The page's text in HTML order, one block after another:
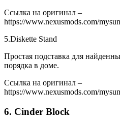
Ссылка на оригинал –
https://www.nexusmods.com/
5.Diskette Stand
Простая подставка для
порядка в доме.
Ссылка на оригинал –
https://www.nexusmods.com/
6. Cinder Block